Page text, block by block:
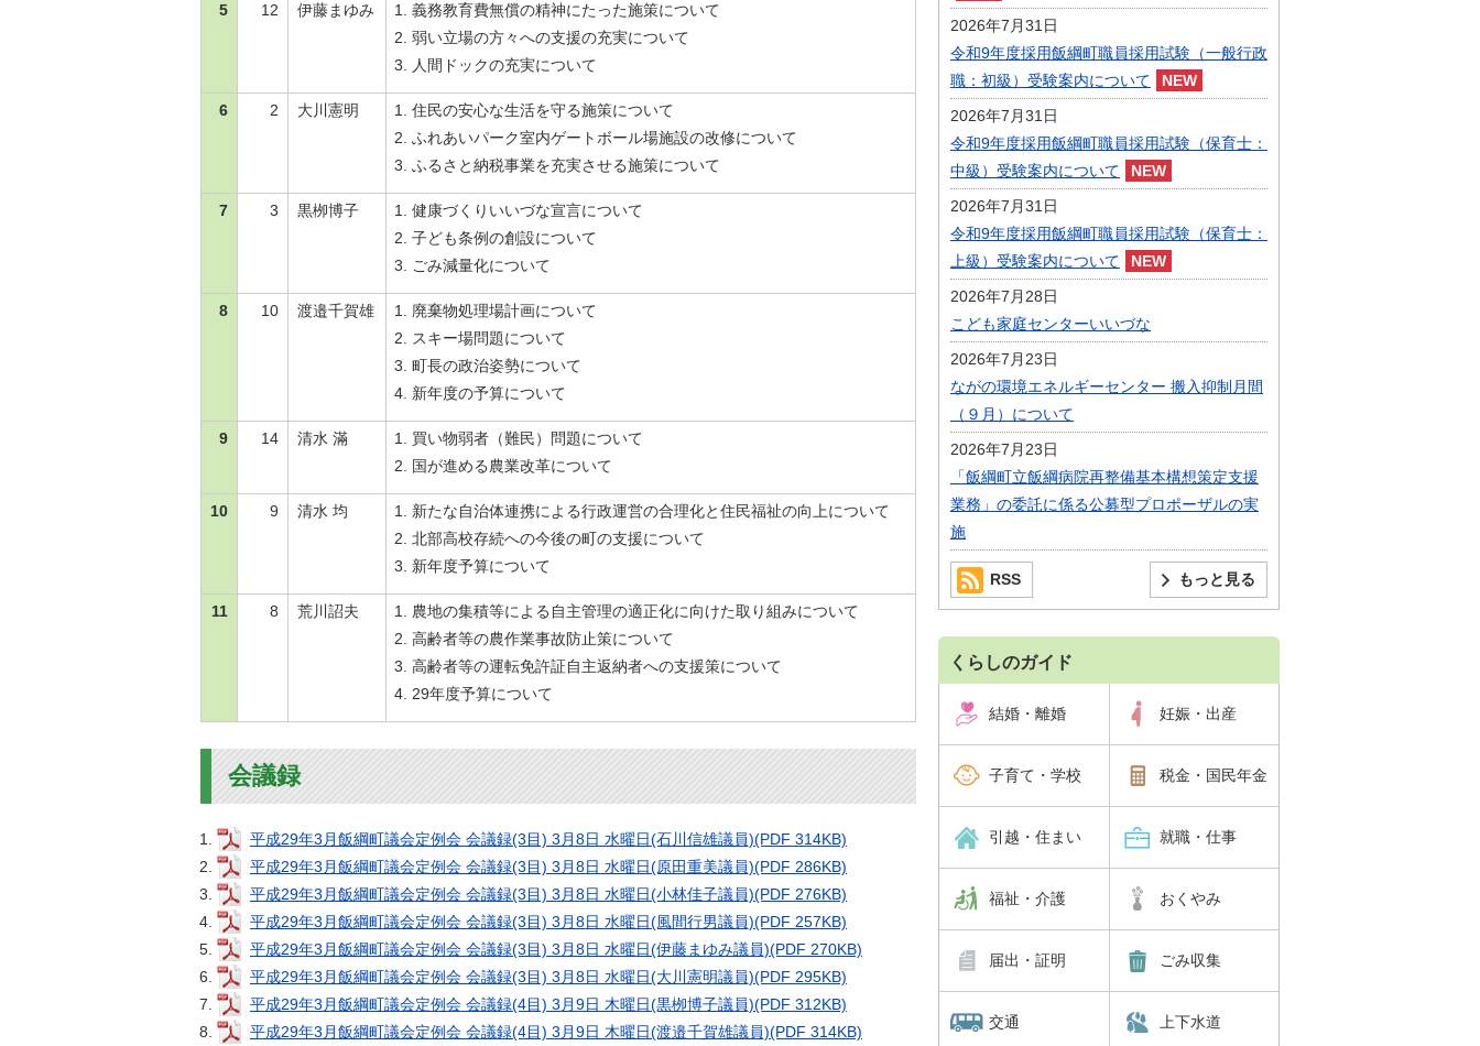
5 12 伊藤まゆみ
義務教育費無償の精神にたった施策について
弱い立場の方々への支援の充実について
人間ドックの充実について
6 2 大川憲明
住民の安心な生活を守る施策について
ふれあいパーク室内ゲートボール場施設の改修について
ふるさと納税事業を充実させる施策について
7 3 黒栁博子
健康づくりいいづな宣言について
子ども条例の創設について
ごみ減量化について
8 10 渡邉千賀雄
廃棄物処理場計画について
スキー場問題について
町長の政治姿勢について
新年度の予算について
9 14 清水 滿
買い物弱者（難民）問題について
国が進める農業改革について
10 9 清水 均
新たな自治体連携による行政運営の合理化と住民福祉の向上について
北部高校存続への今後の町の支援について
新年度予算について
11 8 荒川詔夫
農地の集積等による自主管理の適正化に向けた取り組みについて
高齢者等の農作業事故防止策について
高齢者等の運転免許証自主返納者への支援策について
29年度予算について
会議録
平成29年3月飯綱町議会定例会 会議録(3目) 3月8日 水曜日(石川信雄議員)(PDF 314KB)
平成29年3月飯綱町議会定例会 会議録(3目) 3月8日 水曜日(原田重美議員)(PDF 286KB)
平成29年3月飯綱町議会定例会 会議録(3目) 3月8日 水曜日(小林佳子議員)(PDF 276KB)
平成29年3月飯綱町議会定例会 会議録(3目) 3月8日 水曜日(風間行男議員)(PDF 257KB)
平成29年3月飯綱町議会定例会 会議録(3目) 3月8日 水曜日(伊藤まゆみ議員)(PDF 270KB)
平成29年3月飯綱町議会定例会 会議録(3目) 3月8日 水曜日(大川憲明議員)(PDF 295KB)
平成29年3月飯綱町議会定例会 会議録(4目) 3月9日 木曜日(黒栁博子議員)(PDF 312KB)
平成29年3月飯綱町議会定例会 会議録(4目) 3月9日 木曜日(渡邉千賀雄議員)(PDF 314KB)
2026年7月31日
令和9年度採用飯綱町職員採用試験（一般行政
職：初級）受験案内について
2026年7月31日
令和9年度採用飯綱町職員採用試験（保育士：
中級）受験案内について
2026年7月31日
令和9年度採用飯綱町職員採用試験（保育士：
上級）受験案内について
2026年7月28日
こども家庭センターいいづな
2026年7月23日
ながの環境エネルギーセンター 搬入抑制月間
（９月）について
2026年7月23日
「飯綱町立飯綱病院再整備基本構想策定支援
業務」の委託に係る公募型プロポーザルの実
施
もっと見る
RSS
くらしのガイド
結婚・離婚 妊娠・出産
子育て・学校 税金・国民年金
引越・住まい 就職・仕事
福祉・介護 おくやみ
届出・証明 ごみ収集
交通 上下水道